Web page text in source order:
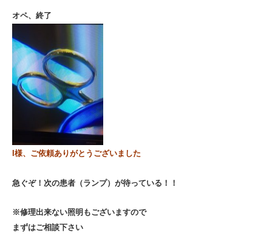
オペ、終了
I様、ご依頼ありがとうございました
急ぐぞ！ 次の患者（ランプ）が待っている！！
※修理出来ない照明もございますので
まずはご相談下さい